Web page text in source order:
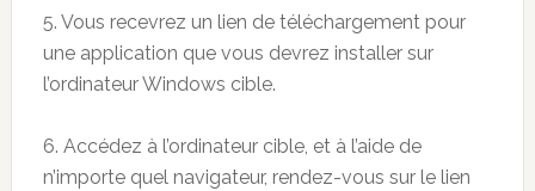
5. Vous recevrez un lien de téléchargement pour
une application que vous devrez installer sur
l’ordinateur Windows cible.
6. Accédez à l’ordinateur cible, et à l’aide de
n’importe quel navigateur, rendez-vous sur le lien